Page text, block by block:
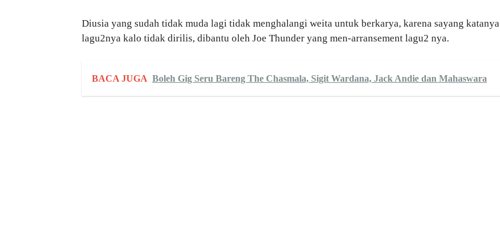
Diusia yang sudah tidak muda lagi tidak menghalangi weita untuk berkarya, karena sayang katanya
lagu2nya kalo tidak dirilis, dibantu oleh Joe Thunder yang men-arransement lagu2 nya.
BACA JUGA Boleh Gig Seru Bareng The Chasmala, Sigit Wardana, Jack Andie dan Mahaswara